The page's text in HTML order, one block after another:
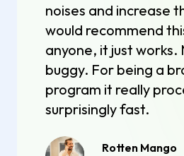
noises and increase
would recommend
anyone, it just works.
buggy. For being a
program it really
surprisingly fast.
Rotten Mango